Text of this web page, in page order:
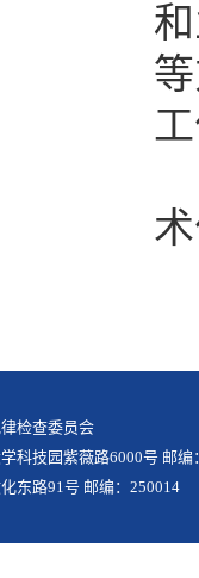
检查委员会
科技园紫薇路6000号 邮编
东路91号 邮编：250014